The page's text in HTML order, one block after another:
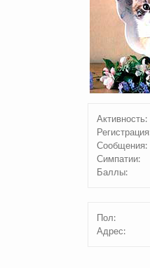
Активность:
Сообщения:
Симпатии:
Баллы:
Пол:
Адрес: